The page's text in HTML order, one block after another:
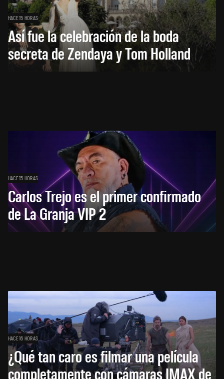
HACE 15 HORAS
Así fue la celebración de la boda
secreta de Zendaya y Tom Holland
HACE 15 HORAS
Carlos Trejo es el primer confirmado
de La Granja VIP 2
HACE 16 HORAS
¿Qué tan caro es filmar una película
completamente con cámaras IMAX de